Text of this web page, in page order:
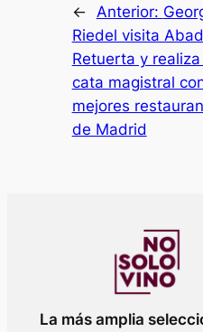
← Anterior:
Riedel visita
Retuerta y
cata magistral
mejores
de Madrid
La más amplia